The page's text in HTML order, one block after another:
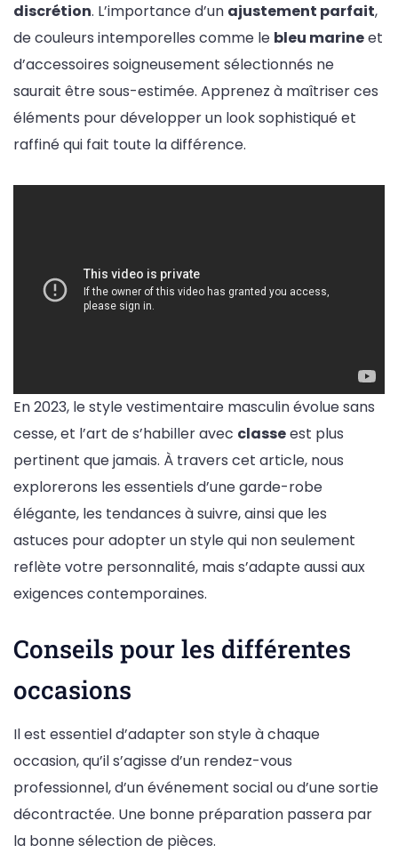
discrétion. L’importance d’un ajustement parfait,
de couleurs intemporelles comme le bleu marineet
d’accessoires soigneusement sélectionnés ne
saurait être sous-estimée. Apprenez à maîtriser ces
éléments pour développer un look sophistiqué et
raffiné qui fait toute la différence.
En 2023, le style vestimentaire masculin évolue sans
cesse, et l’art de s’habiller avec classeest plus
pertinent que jamais. À travers cet article, nous
explorerons les essentiels d’une garde-robe
élégante, les tendances à suivre, ainsi que les
astuces pour adopter un style qui non seulement
reflète votre personnalité, mais s’adapte aussi aux
exigences contemporaines.
Conseils pour les différentes
occasions
Il est essentiel d’adapter son style à chaque
occasion, qu’il s’agisse d’un rendez-vous
professionnel, d’un événement social ou d’une sortie
décontractée. Une bonne préparation passera par
la bonne sélection de pièces.